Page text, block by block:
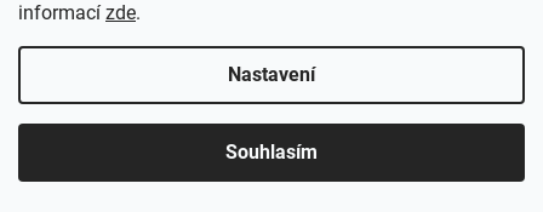
informací zde.
Nastavení
Souhlasím
Cubemix